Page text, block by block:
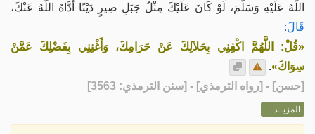
اللَّهُ عَلَيْهِ وَسَلَّمَ، لَوْ كَانَ عَلَيْكَ مِثْلُ جَبَلِ صِيرٍ دَيْنًا أَدَّاهُ اللَّهُ عَنْكَ،
قَالَ:
«قُلْ: اللَّهُمَّ اكْفِنِي بِحَلاَلِكَ عَنْ حَرَامِكَ، وَأَغْنِنِي بِفَضْلِكَ عَمَّنْ
سِوَاكَ».
[حسن] - [رواه الترمذي] - [سنن الترمذي: 3563]
المزيــد ...